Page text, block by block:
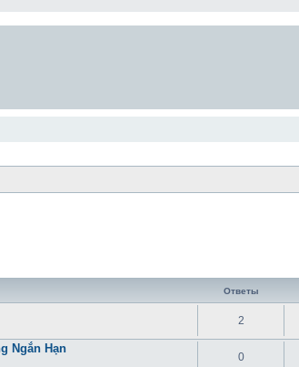
Ответы
2
Ngắn Hạn
0